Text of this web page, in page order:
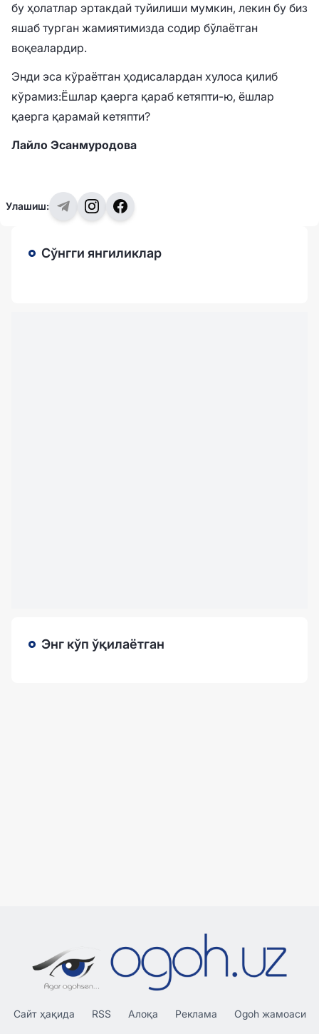
бу ҳолатлар эртакдай туйилиши мумкин, лекин бу биз
яшаб турган жамиятимизда содир бўлаётган
воқеалардир.
Энди эса кўраётган ҳодисалардан хулоса қилиб
кўрамиз:Ёшлар қаерга қараб кетяпти-ю, ёшлар
қаерга қарамай кетяпти?
Лайло Эсанмуродова
Улашиш:
Сўнгги янгиликлар
Энг кўп ўқилаётган
Сайт ҳақида RSS Алоқа Реклама Ogoh жамоаси